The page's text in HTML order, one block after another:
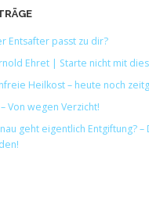
Entsafter passt zu dir?
Ehret | Starte nicht mit
Heilkost – heute noch
Von wegen Verzicht!
geht eigentlich Entgiftung? –